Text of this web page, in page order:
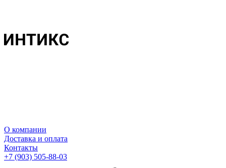
О компании
Доставка и оплата
Контакты
+7 (903) 505-88-03